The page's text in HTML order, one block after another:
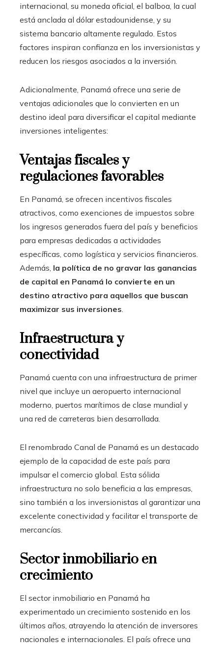
internacional, su moneda oficial, el balboa, la cual
está anclada al dólar estadounidense, y su
sistema bancario altamente regulado. Estos
factores inspiran confianza en los inversionistas y
reducen los riesgos asociados a la inversión.
Adicionalmente, Panamá ofrece una serie de
ventajas adicionales que lo convierten en un
destino ideal para diversificar el capital mediante
inversiones inteligentes:
Ventajas fiscales y
regulaciones favorables
En Panamá, se ofrecen incentivos fiscales
atractivos, como exenciones de impuestos sobre
los ingresos generados fuera del país y beneficios
para empresas dedicadas a actividades
específicas, como logística y servicios financieros.
Además, la política de no gravar las ganancias
de capital en Panamá lo convierte en un
destino atractivo para aquellos que buscan
maximizar sus inversiones
Infraestructura y
conectividad
Panamá cuenta con una infraestructura de primer
nivel que incluye un aeropuerto internacional
moderno, puertos marítimos de clase mundial y
una red de carreteras bien desarrollada.
El renombrado Canal de Panamá es un destacado
ejemplo de la capacidad de este país para
impulsar el comercio global. Esta sólida
infraestructura no solo beneficia a las empresas,
sino también a los inversionistas al garantizar una
excelente conectividad y facilitar el transporte de
mercancías.
Sector inmobiliario en
crecimiento
El sector inmobiliario en Panamá ha
experimentado un crecimiento sostenido en los
últimos años, atrayendo la atención de inversores
nacionales e internacionales. El país ofrece una